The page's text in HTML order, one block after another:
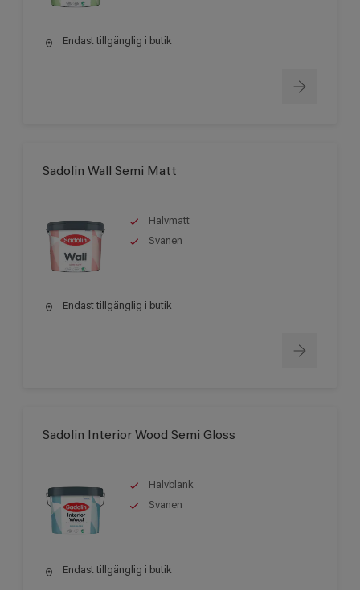
Endast tillgänglig i butik
Sadolin Wall Semi Matt
Halvmatt
Svanen
Endast tillgänglig i butik
Sadolin Interior Wood Semi Gloss
Halvblank
Svanen
Endast tillgänglig i butik